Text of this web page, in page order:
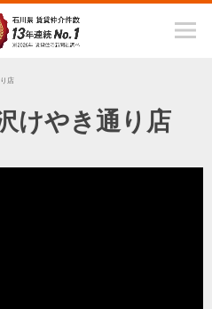
店
けやき通り店